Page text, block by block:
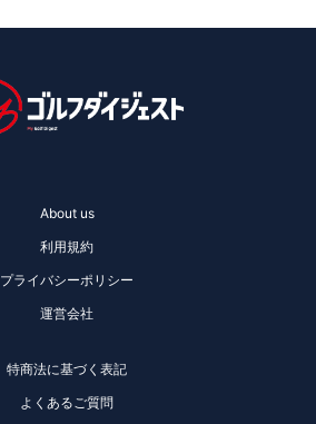
About us
利用規約
プライバシーポリシー
運営会社
特商法に基づく表記
よくあるご質問